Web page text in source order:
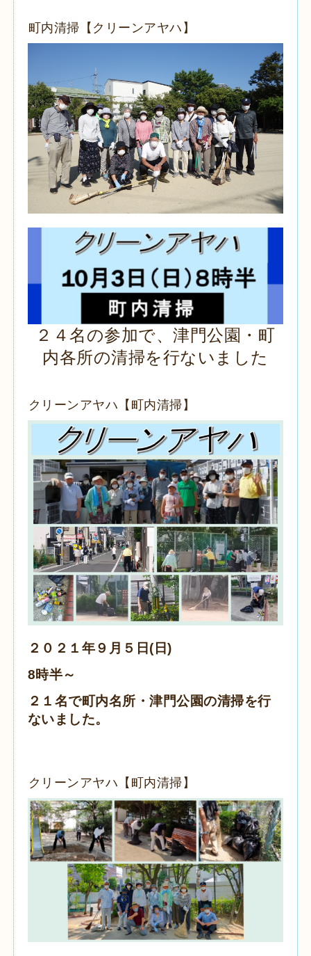
町内清掃【クリーンアヤハ】
２４名の参加で、津門公園・町
内各所の清掃を行ないました
クリーンアヤハ【町内清掃】
２０２１年９月５日(日)
8時半～
２１名で町内名所・津門公園の清掃を行
ないました。
クリーンアヤハ【町内清掃】